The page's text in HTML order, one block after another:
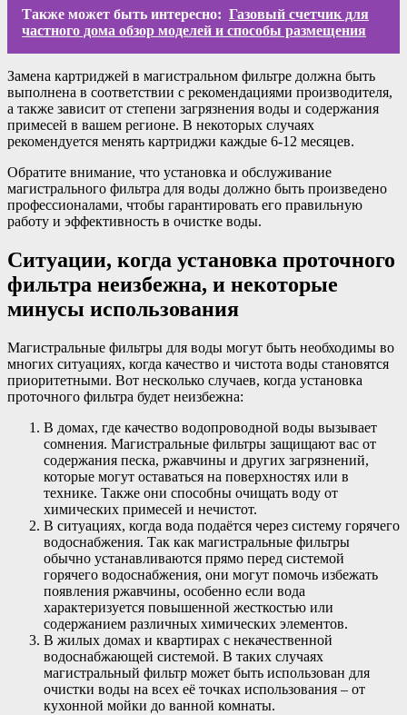
Также может быть интересно: Газовый счетчик для
частного дома обзор моделей и способы размещения
Замена картриджей в магистральном фильтре должна быть
выполнена в соответствии с рекомендациями производителя,
а также зависит от степени загрязнения воды и содержания
примесей в вашем регионе. В некоторых случаях
рекомендуется менять картриджи каждые 6-12 месяцев.
Обратите внимание, что установка и обслуживание
магистрального фильтра для воды должно быть произведено
профессионалами, чтобы гарантировать его правильную
работу и эффективность в очистке воды.
Ситуации, когда установка проточного
фильтра неизбежна, и некоторые
минусы использования
Магистральные фильтры для воды могут быть необходимы во
многих ситуациях, когда качество и чистота воды становятся
приоритетными. Вот несколько случаев, когда установка
проточного фильтра будет неизбежна:
В домах, где качество водопроводной воды вызывает
сомнения. Магистральные фильтры защищают вас от
содержания песка, ржавчины и других загрязнений,
которые могут оставаться на поверхностях или в
технике. Также они способны очищать воду от
химических примесей и нечистот.
В ситуациях, когда вода подаётся через систему горячего
водоснабжения. Так как магистральные фильтры
обычно устанавливаются прямо перед системой
горячего водоснабжения, они могут помочь избежать
появления ржавчины, особенно если вода
характеризуется повышенной жесткостью или
содержанием различных химических элементов.
В жилых домах и квартирах с некачественной
водоснабжающей системой. В таких случаях
магистральный фильтр может быть использован для
очистки воды на всех её точках использования – от
кухонной мойки до ванной комнаты.